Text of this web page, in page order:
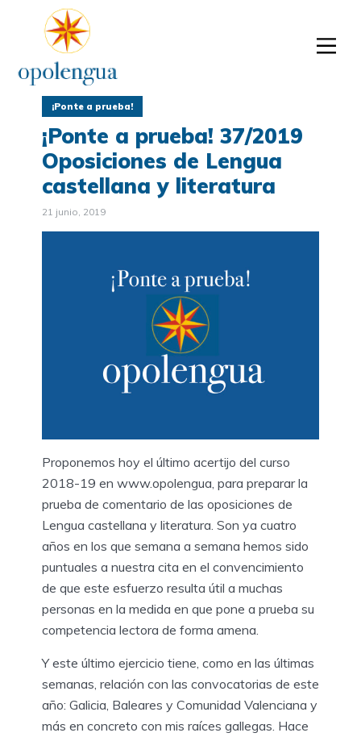
¡Ponte a prueba!
¡Ponte a prueba! 37/2019
Oposiciones de Lengua
castellana y literatura
21 junio, 2019
Proponemos hoy el último acertijo del curso
2018-19 en www.opolengua, para preparar la
prueba de comentario de las oposiciones de
Lengua castellana y literatura. Son ya cuatro
años en los que semana a semana hemos sido
puntuales a nuestra cita en el convencimiento
de que este esfuerzo resulta útil a muchas
personas en la medida en que pone a prueba su
competencia lectora de forma amena.
Y este último ejercicio tiene, como en las últimas
semanas, relación con las convocatorias de este
año: Galicia, Baleares y Comunidad Valenciana y
más en concreto con mis raíces gallegas. Hace